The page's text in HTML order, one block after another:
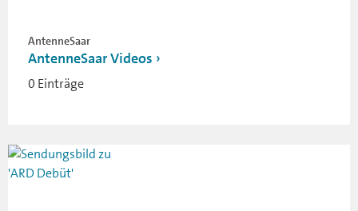
AntenneSaar
AntenneSaar Videos
0 Einträge